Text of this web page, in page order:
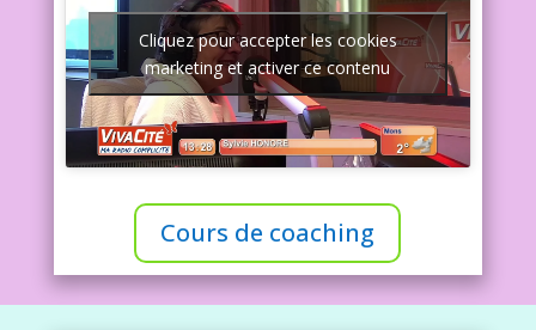
Cliquez pour accepter les cookies
marketing et activer ce contenu
Cours de coaching